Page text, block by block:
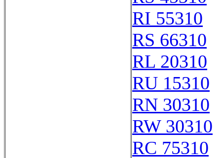
RI 55310
RS 66310
RL 20310
RU 15310
RN 30310
RW 30310
RC 75310